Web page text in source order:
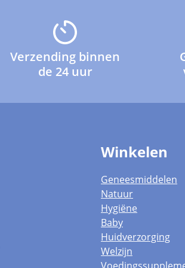
Verzending binnen
de 24 uur
Winkelen
Geneesmiddelen
Natuur
Hygiëne
Baby
Huidverzorging
Welzijn